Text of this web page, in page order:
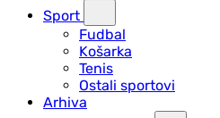
Sport
Fudbal
Košarka
Tenis
Ostali sportovi
Arhiva